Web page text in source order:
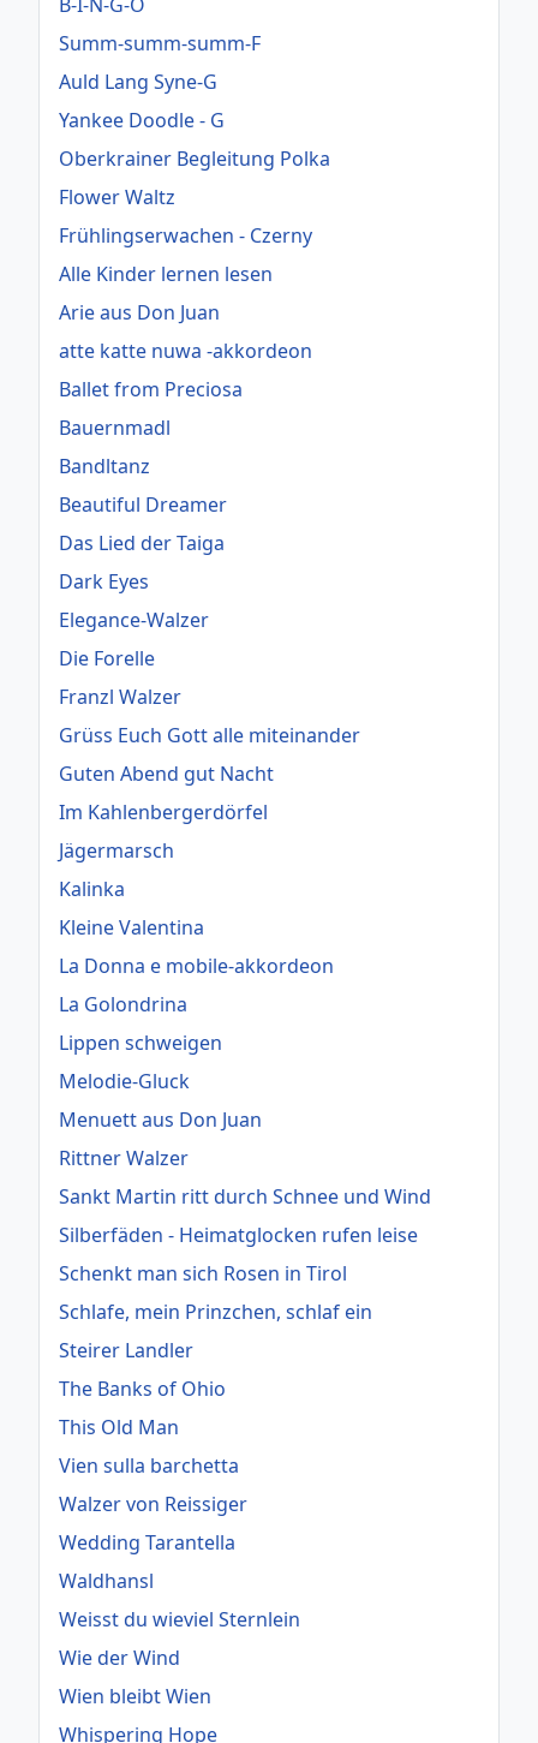
Summ-summ-summ-F
Auld Lang Syne-G
Yankee Doodle - G
Oberkrainer Begleitung Polka
Flower Waltz
Frühlingserwachen - Czerny
Alle Kinder lernen lesen
Arie aus Don Juan
atte katte nuwa -akkordeon
Ballet from Preciosa
Bauernmadl
Bandltanz
Beautiful Dreamer
Das Lied der Taiga
Dark Eyes
Elegance-Walzer
Die Forelle
Franzl Walzer
Grüss Euch Gott alle miteinander
Guten Abend gut Nacht
Im Kahlenbergerdörfel
Jägermarsch
Kalinka
Kleine Valentina
La Donna e mobile-akkordeon
La Golondrina
Lippen schweigen
Melodie-Gluck
Menuett aus Don Juan
Rittner Walzer
Sankt Martin ritt durch Schnee und Wind
Silberfäden - Heimatglocken rufen leise
Schenkt man sich Rosen in Tirol
Schlafe, mein Prinzchen, schlaf ein
Steirer Landler
The Banks of Ohio
This Old Man
Vien sulla barchetta
Walzer von Reissiger
Wedding Tarantella
Waldhansl
Weisst du wieviel Sternlein
Wie der Wind
Wien bleibt Wien
Whispering Hope